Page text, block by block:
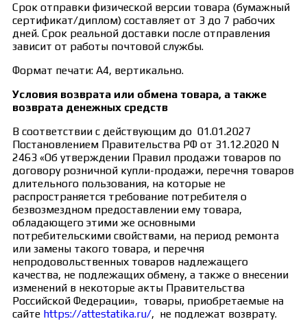
Срок отправки физической версии товара (бумажный
сертификат/диплом) составляет от 3 до 7 рабочих
дней. Срок реальной доставки после отправления
зависит от работы почтовой службы.
Формат печати: А4, вертикально.
Условия возврата или обмена товара, а также
возврата денежных средств
В соответствии с действующим до 01.01.2027
Постановлением Правительства РФ от 31.12.2020 N
2463 «Об утверждении Правил продажи товаров по
договору розничной купли-продажи, перечня товаров
длительного пользования, на которые не
распространяется требование потребителя о
безвозмездном предоставлении ему товара,
обладающего этими же основными
потребительскими свойствами, на период ремонта
или замены такого товара, и перечня
непродовольственных товаров надлежащего
качества, не подлежащих обмену, а также о внесении
изменений в некоторые акты Правительства
Российской Федерации», товары, приобретаемые на
сайте https://attestatika.ru/, не подлежат возврату.